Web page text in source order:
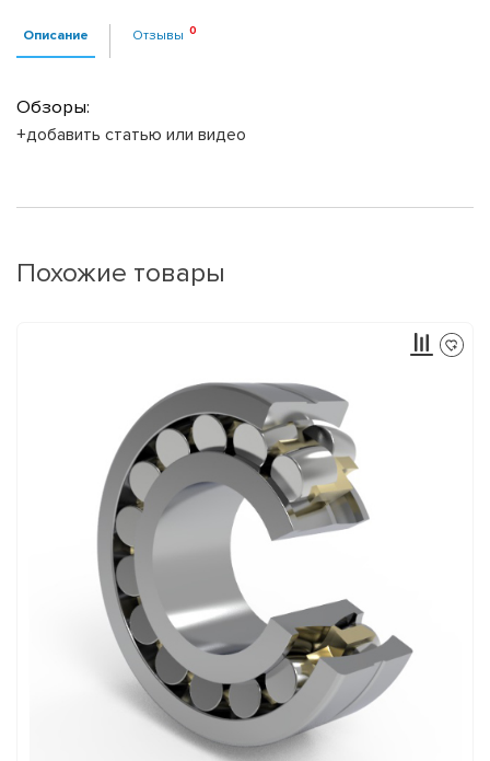
Описание Отзывы
Обзоры:
+добавить статью или видео
Похожие товары